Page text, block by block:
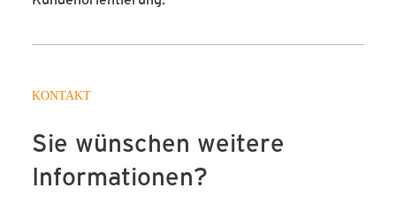
KONTAKT
Sie wünschen weitere
Informationen?